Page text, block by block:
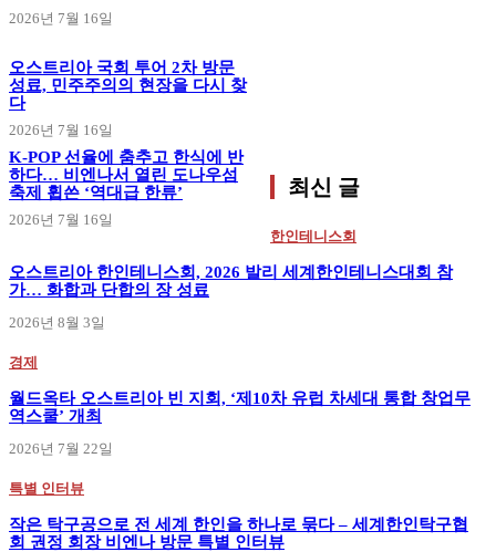
2026년 7월 16일
오스트리아 국회 투어 2차 방문
성료, 민주주의의 현장을 다시 찾
다
2026년 7월 16일
K-POP 선율에 춤추고 한식에 반
하다… 비엔나서 열린 도나우섬
축제 휩쓴 ‘역대급 한류’
2026년 7월 16일
최신 글
한인테니스회
오스트리아 한인테니스회, 2026 발리 세계한인테니스대회 참
가… 화합과 단합의 장 성료
2026년 8월 3일
경제
월드옥타 오스트리아 빈 지회, ‘제10차 유럽 차세대 통합 창업무
역스쿨’ 개최
2026년 7월 22일
특별 인터뷰
작은 탁구공으로 전 세계 한인을 하나로 묶다 – 세계한인탁구협
회 권정 회장 비엔나 방문 특별 인터뷰